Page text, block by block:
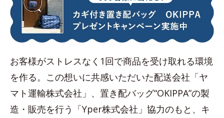
お客様がストレスなく1回で商品を受け取れる環境
を作る。この想いに共感いただいた配送会社「ヤ
マト運輸株式会社」、置き配バッグ“OKIPPA”の製
造・販売を行う「Yper株式会社」協力のもと、キ